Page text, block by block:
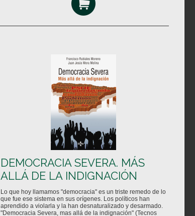
DEMOCRACIA SEVERA. MÁS
ALLÁ DE LA INDIGNACIÓN
Lo que hoy llamamos "democracia" es un triste remedo de lo
que fue ese sistema en sus orígenes. Los políticos han
aprendido a violarla y la han desnaturalizado y desarmado.
"Democracia Severa, mas allá de la indignación" (Tecnos